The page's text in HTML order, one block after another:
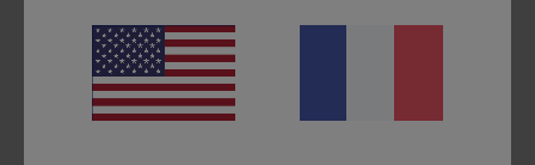
Satisfait
: 5/5 Rapport qualité / prix
: 5/5